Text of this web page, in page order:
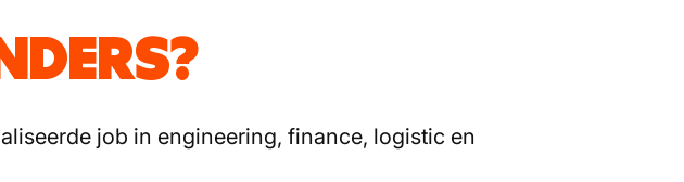
job in engineering, finance, logistic en